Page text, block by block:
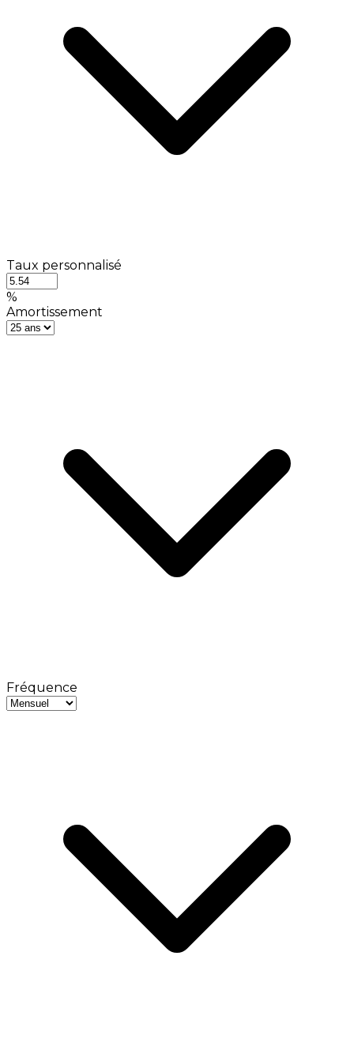
Taux personnalisé
%
Amortissement
Fréquence